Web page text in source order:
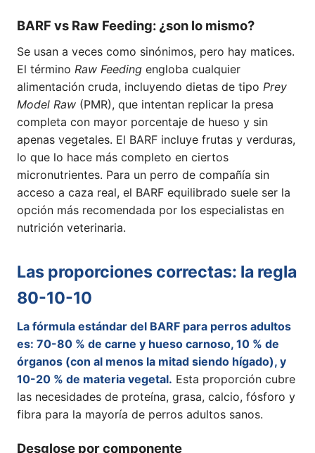
BARF vs Raw Feeding: ¿son lo mismo?
Se usan a veces como sinónimos, pero hay matices.
El término Raw Feeding engloba cualquier
alimentación cruda, incluyendo dietas de tipo Prey
Model Raw (PMR), que intentan replicar la presa
completa con mayor porcentaje de hueso y sin
apenas vegetales. El BARF incluye frutas y verduras,
lo que lo hace más completo en ciertos
micronutrientes. Para un perro de compañía sin
acceso a caza real, el BARF equilibrado suele ser la
opción más recomendada por los especialistas en
nutrición veterinaria.
Las proporciones correctas: la regla
80-10-10
La fórmula estándar del BARF para perros adultos
es: 70-80 % de carne y hueso carnoso, 10 % de
órganos (con al menos la mitad siendo hígado), y
10-20 % de materia vegetal. Esta proporción cubre
las necesidades de proteína, grasa, calcio, fósforo y
fibra para la mayoría de perros adultos sanos.
Desglose por componente